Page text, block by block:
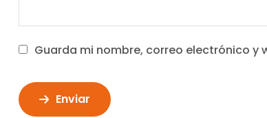
Guarda mi nombre, correo electrónico y
Enviar